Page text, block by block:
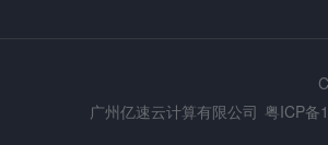
广州亿速云计算有限公司 粤ICP备